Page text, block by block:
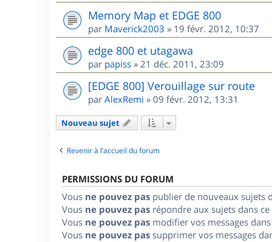
Memory Map et EDGE 800
par Maverick2003 » 19 févr. 2012, 10:37
edge 800 et utagawa
par papiss » 21 déc. 2011, 23:09
[EDGE 800] Verouillage sur route
par AlexRemi » 09 févr. 2012, 13:31
Nouveau sujet
Revenir à l’accueil du forum
PERMISSIONS DU FORUM
Vous ne pouvez pas publier de nouveaux sujets
Vous ne pouvez pas répondre aux sujets dans
Vous ne pouvez pas modifier vos messages
Vous ne pouvez pas supprimer vos messages